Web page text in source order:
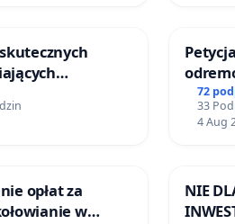
ulicy
72
33
4 Aug
opłat za
w
NIE